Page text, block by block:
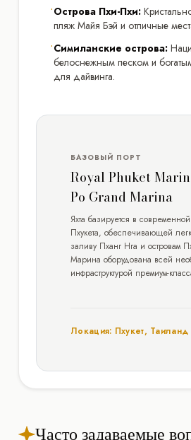
•Острова Пхи-Пхи:
пляж Майя Бэй и отличные
•Симиланские острова:
белоснежным песком и
для дайвинга.
БАЗОВЫЙ ПОРТ
Royal Phuket
Po Grand Marina
Яхта базируется в
Пхукета, обеспечивающей
заливу Пханг Нга и островам
Марина оборудована всей
инфраструктурой премиум-
Локация: Пхукет, Таиланд
Часто задаваемые